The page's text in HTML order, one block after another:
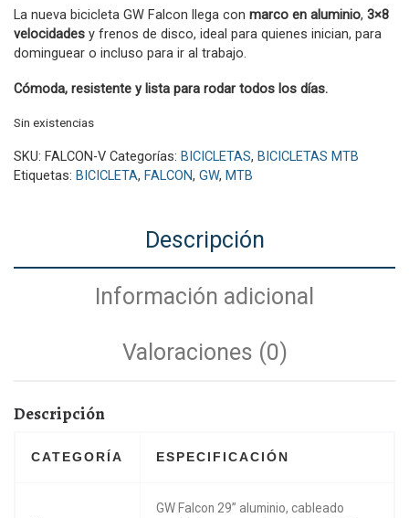
La nueva bicicleta GW Falcon llega con marco en aluminio, 3×8
velocidades y frenos de disco, ideal para quienes inician, para
dominguear o incluso para ir al trabajo.
Cómoda, resistente y lista para rodar todos los días.
Sin existencias
SKU: FALCON-V Categorías: BICICLETAS, BICICLETAS MTB
Etiquetas: BICICLETA, FALCON, GW, MTB
Descripción
Información adicional
Valoraciones (0)
Descripción
CATEGORÍA ESPECIFICACIÓN
GW Falcon 29” aluminio, cableado